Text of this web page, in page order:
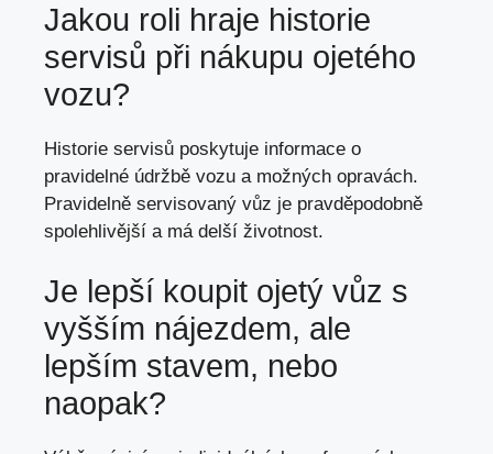
Jakou roli hraje historie
servisů při nákupu ojetého
vozu?
Historie servisů poskytuje informace o
pravidelné údržbě vozu a možných opravách.
Pravidelně servisovaný vůz je pravděpodobně
spolehlivější a má delší životnost.
Je lepší koupit ojetý vůz s
vyšším nájezdem, ale
lepším stavem, nebo
naopak?